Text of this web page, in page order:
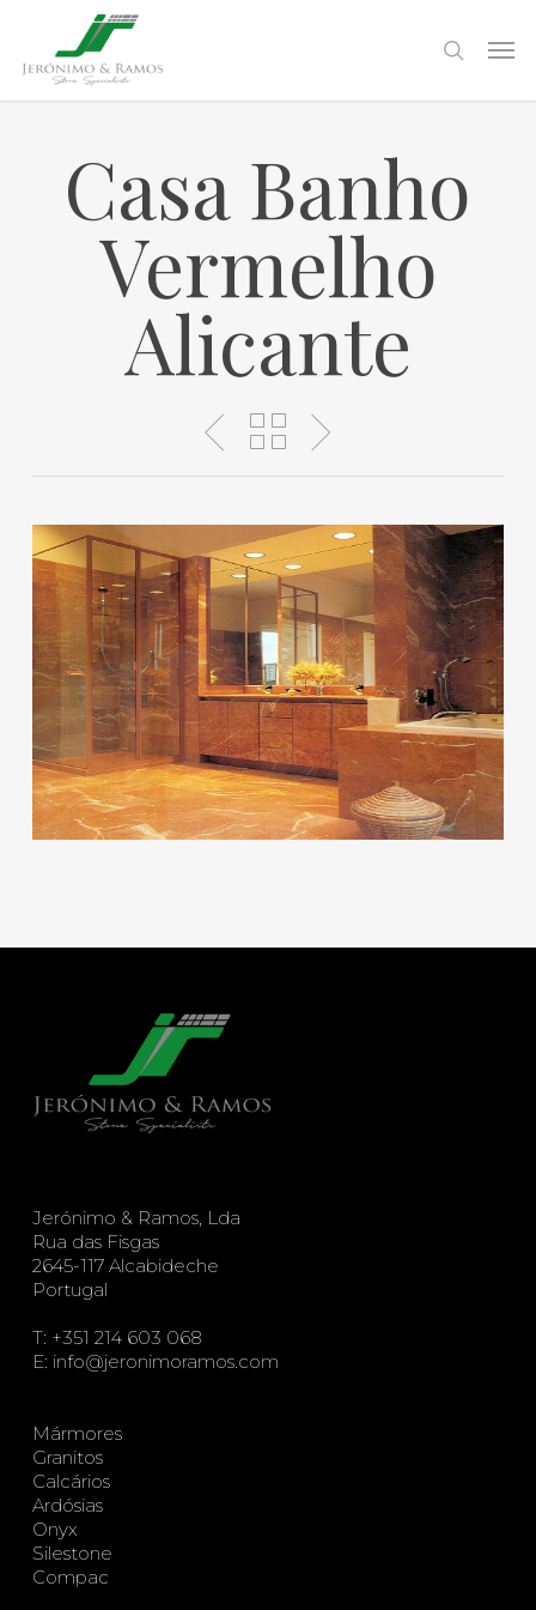
main
content
search
Casa Banho
Vermelho
Alicante
Jerónimo & Ramos, Lda
Rua das Fisgas
2645-117 Alcabideche
Portugal
T: +351 214 603 068
E: info@jeronimoramos.com
Mármores
Granitos
Calcários
Ardósias
Onyx
Silestone
Compac